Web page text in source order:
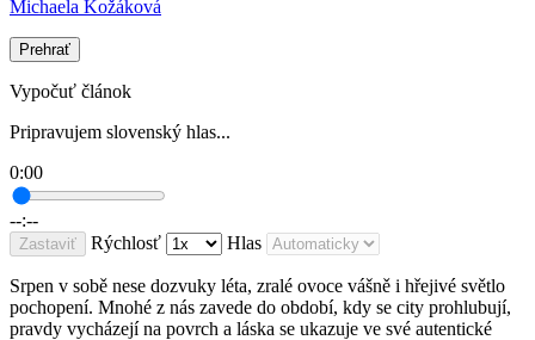
Michaela Kožáková
Prehrať
Vypočuť článok
Pripravujem slovenský hlas...
0:00
--:--
Zastaviť Rýchlosť Hlas
Srpen v sobě nese dozvuky léta, zralé ovoce vášně i hřejivé světlo
pochopení. Mnohé z nás zavede do období, kdy se city prohlubují,
pravdy vycházejí na povrch a láska se ukazuje ve své autentické